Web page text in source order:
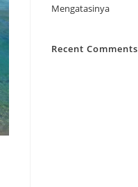
Mengatasinya
Recent Comments